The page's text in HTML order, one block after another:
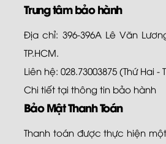
Trung tâm bảo hành
Địa chỉ: 396-396A Lê Văn
TP.HCM.
Liên hệ: 028.73003875 (Thứ Hai -
Chi tiết tại thông tin bảo hành
Bảo Mật Thanh Toán
Thanh toán được thực hiện